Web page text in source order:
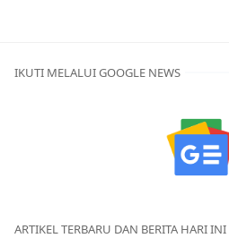
IKUTI MELALUI GOOGLE NEWS
ARTIKEL TERBARU DAN BERITA HARI INI